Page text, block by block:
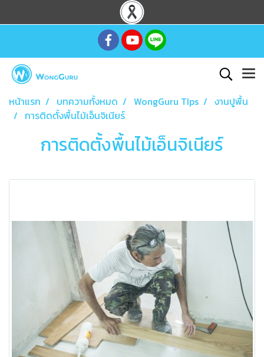
หน้าแรก บทความทั้งหมด WongGuru TIps
งานปูพื้น
การติดตั้งพื้นไม้เอ็นจิเนียร์
การติดตั้งพื้นไม้เอ็นจิเนียร์